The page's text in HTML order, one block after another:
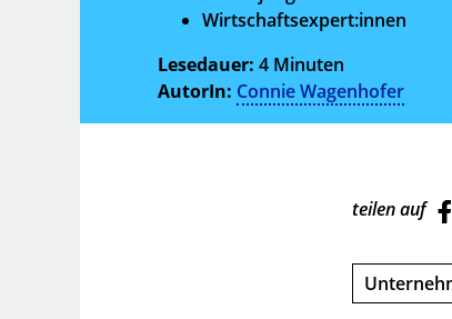
Wirtschaftsexpert:innen
Lesedauer: 4 Minuten
AutorIn: Connie Wagenhofer
teilen auf